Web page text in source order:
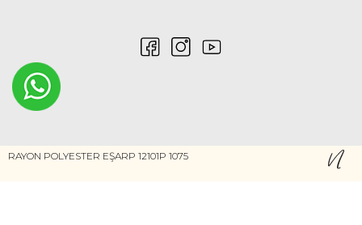
RAYON POLYESTER EŞARP 12101P 1075